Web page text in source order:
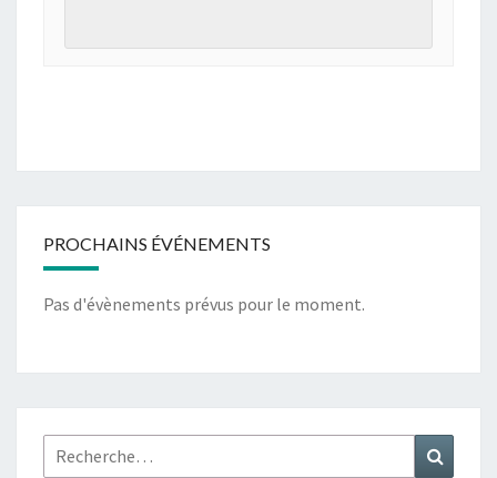
PROCHAINS ÉVÉNEMENTS
Pas d'évènements prévus pour le moment.
Rechercher :